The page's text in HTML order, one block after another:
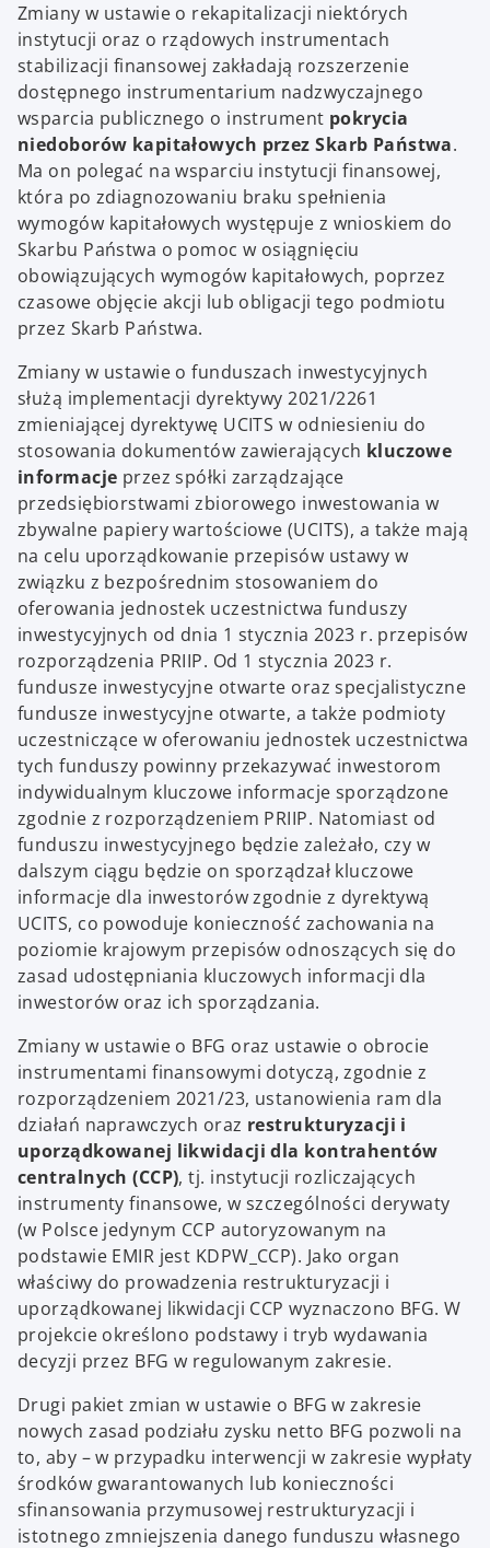
Zmiany w ustawie o rekapitalizacji niektórych
instytucji oraz o rządowych instrumentach
stabilizacji finansowej zakładają rozszerzenie
dostępnego instrumentarium nadzwyczajnego
wsparcia publicznego o instrument pokrycia
niedoborów kapitałowych przez Skarb Państwa.
Ma on polegać na wsparciu instytucji finansowej,
która po zdiagnozowaniu braku spełnienia
wymogów kapitałowych występuje z wnioskiem do
Skarbu Państwa o pomoc w osiągnięciu
obowiązujących wymogów kapitałowych, poprzez
czasowe objęcie akcji lub obligacji tego podmiotu
przez Skarb Państwa.
Zmiany w ustawie o funduszach inwestycyjnych
służą implementacji dyrektywy 2021/2261
zmieniającej dyrektywę UCITS w odniesieniu do
stosowania dokumentów zawierających kluczowe
informacje przez spółki zarządzające
przedsiębiorstwami zbiorowego inwestowania w
zbywalne papiery wartościowe (UCITS), a także mają
na celu uporządkowanie przepisów ustawy w
związku z bezpośrednim stosowaniem do
oferowania jednostek uczestnictwa funduszy
inwestycyjnych od dnia 1 stycznia 2023 r. przepisów
rozporządzenia PRIIP. Od 1 stycznia 2023 r.
fundusze inwestycyjne otwarte oraz specjalistyczne
fundusze inwestycyjne otwarte, a także podmioty
uczestniczące w oferowaniu jednostek uczestnictwa
tych funduszy powinny przekazywać inwestorom
indywidualnym kluczowe informacje sporządzone
zgodnie z rozporządzeniem PRIIP. Natomiast od
funduszu inwestycyjnego będzie zależało, czy w
dalszym ciągu będzie on sporządzał kluczowe
informacje dla inwestorów zgodnie z dyrektywą
UCITS, co powoduje konieczność zachowania na
poziomie krajowym przepisów odnoszących się do
zasad udostępniania kluczowych informacji dla
inwestorów oraz ich sporządzania.
Zmiany w ustawie o BFG oraz ustawie o obrocie
instrumentami finansowymi dotyczą, zgodnie z
rozporządzeniem 2021/23, ustanowienia ram dla
działań naprawczych oraz restrukturyzacji i
uporządkowanej likwidacji dla kontrahentów
centralnych (CCP), tj. instytucji rozliczających
instrumenty finansowe, w szczególności derywaty
(w Polsce jedynym CCP autoryzowanym na
podstawie EMIR jest KDPW_CCP). Jako organ
właściwy do prowadzenia restrukturyzacji i
uporządkowanej likwidacji CCP wyznaczono BFG. W
projekcie określono podstawy i tryb wydawania
decyzji przez BFG w regulowanym zakresie.
Drugi pakiet zmian w ustawie o BFG w zakresie
nowych zasad podziału zysku netto BFG pozwoli na
to, aby – w przypadku interwencji w zakresie wypłaty
środków gwarantowanych lub konieczności
sfinansowania przymusowej restrukturyzacji i
istotnego zmniejszenia danego funduszu własnego